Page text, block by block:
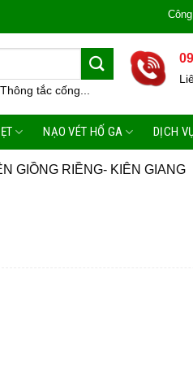
Công Ty
tắc cống...
NẠO VÉT HỐ GA DỊCH
GIỒNG RIỀNG- KIÊN GIANG